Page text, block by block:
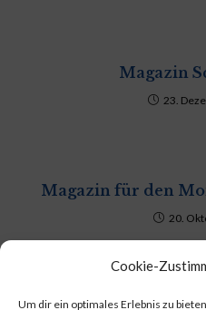
Cookie-
Um dir ein optimales Erlebnis zu
Magazin
23.
Magazin für den
20.
Beitrag1. August